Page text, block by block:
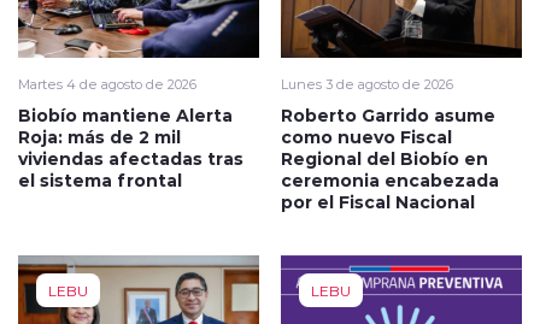
Martes 4 de agosto de 2026
Biobío mantiene Alerta
Roja: más de 2 mil
viviendas afectadas tras
el sistema frontal
Lunes 3 de agosto de 2026
Roberto Garrido asume
como nuevo Fiscal
Regional del Biobío en
ceremonia encabezada
por el Fiscal Nacional
LEBU LEBU